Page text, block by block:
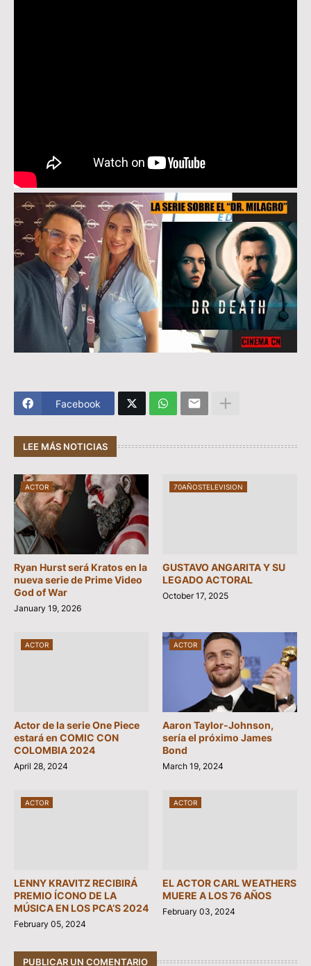
Facebook
LEE MÁS NOTICIAS
ACTOR
Ryan Hurst será Kratos en la
nueva serie de Prime Video
God of War
January 19, 2026
70AÑOSTELEVISION
GUSTAVO ANGARITA Y SU
LEGADO ACTORAL
October 17, 2025
ACTOR
Actor de la serie One Piece
estará en COMIC CON
COLOMBIA 2024
April 28, 2024
ACTOR
Aaron Taylor-Johnson,
sería el próximo James
Bond
March 19, 2024
ACTOR
LENNY KRAVITZ RECIBIRÁ
PREMIO ÍCONO DE LA
MÚSICA EN LOS PCA’S 2024
February 05, 2024
ACTOR
EL ACTOR CARL WEATHERS
MUERE A LOS 76 AÑOS
February 03, 2024
PUBLICAR UN COMENTARIO